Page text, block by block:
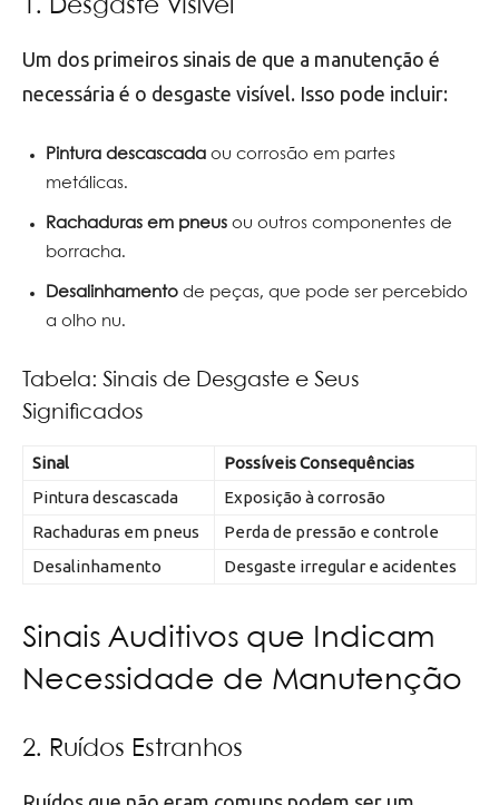
1. Desgaste Visível
Um dos primeiros sinais de que a manutenção é
necessária é o desgaste visível. Isso pode incluir:
Pintura descascada ou corrosão em partes
metálicas.
Rachaduras em pneus ou outros componentes de
borracha.
Desalinhamento de peças, que pode ser percebido
a olho nu.
Tabela: Sinais de Desgaste e Seus
Significados
Sinal
Possíveis Consequências
Pintura descascada
Exposição à corrosão
Rachaduras em pneus
Perda de pressão e controle
Desalinhamento
Desgaste irregular e acidentes
Sinais Auditivos que Indicam
Necessidade de Manutenção
2. Ruídos Estranhos